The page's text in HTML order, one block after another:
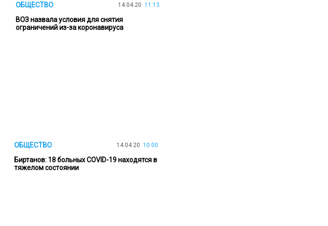
ОБЩЕСТВО 14.04.20 11:13
ВОЗ назвала условия для снятия
ограничений из-за коронавируса
ОБЩЕСТВО 14.04.20 10:00
Биртанов: 18 больных COVID-19 находятся в
тяжелом состоянии